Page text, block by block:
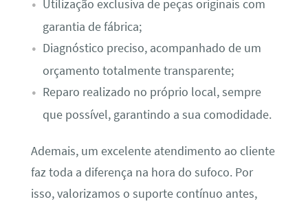
Utilização exclusiva de peças originais com
garantia de fábrica;
Diagnóstico preciso, acompanhado de um
orçamento totalmente transparente;
Reparo realizado no próprio local, sempre
que possível, garantindo a sua comodidade.
Ademais, um excelente atendimento ao cliente
faz toda a diferença na hora do sufoco. Por
isso, valorizamos o suporte contínuo antes,